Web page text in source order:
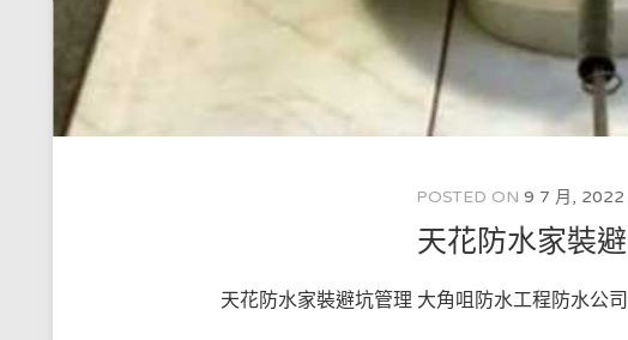
POSTED ON 9 7 月, 2022
天花防水家裝
天花防水家裝避坑管理 大角咀防水工程防水公